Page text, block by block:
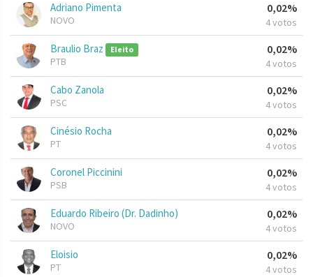
Adriano Pimenta
NOVO
0,02%
4 votos
Braulio Braz Eleito
PTB
0,02%
4 votos
Cabo Zanola
PSC
0,02%
4 votos
Cinésio Rocha
PT
0,02%
4 votos
Coronel Piccinini
PSB
0,02%
4 votos
Eduardo Ribeiro (Dr. Dadinho)
NOVO
0,02%
4 votos
Eloisio
PT
0,02%
4 votos